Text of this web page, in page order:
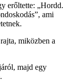
erőltette: „Hordd.
ami
miközben a
majd egy